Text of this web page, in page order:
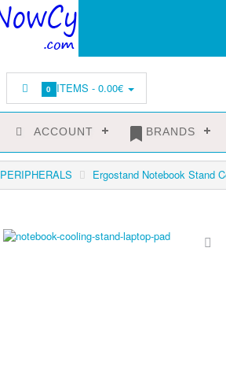
0 ITEMS -0.00€
ACCOUNT BRANDS
PERIPHERALS Ergostand Notebook Stand